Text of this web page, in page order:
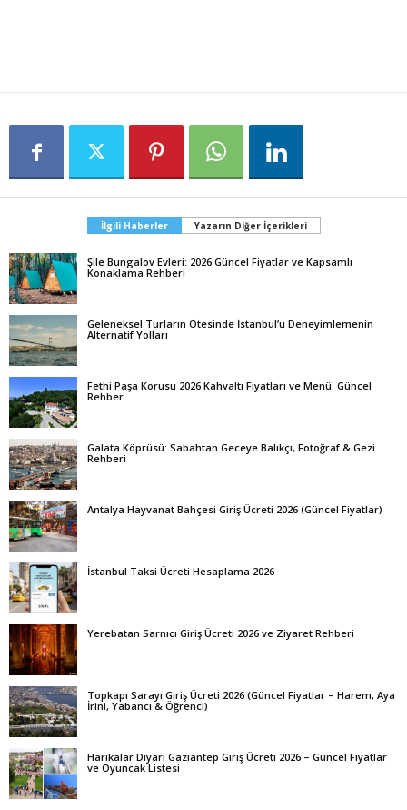
İlgili Haberler Yazarın Diğer İçerikleri
Şile Bungalov Evleri: 2026 Güncel Fiyatlar ve Kapsamlı
Konaklama Rehberi
Geleneksel Turların Ötesinde İstanbul’u Deneyimlemenin
Alternatif Yolları
Fethi Paşa Korusu 2026 Kahvaltı Fiyatları ve Menü: Güncel
Rehber
Galata Köprüsü: Sabahtan Geceye Balıkçı, Fotoğraf & Gezi
Rehberi
Antalya Hayvanat Bahçesi Giriş Ücreti 2026 (Güncel Fiyatlar)
İstanbul Taksi Ücreti Hesaplama 2026
Yerebatan Sarnıcı Giriş Ücreti 2026 ve Ziyaret Rehberi
Topkapı Sarayı Giriş Ücreti 2026 (Güncel Fiyatlar – Harem, Aya
İrini, Yabancı & Öğrenci)
Harikalar Diyarı Gaziantep Giriş Ücreti 2026 – Güncel Fiyatlar
ve Oyuncak Listesi